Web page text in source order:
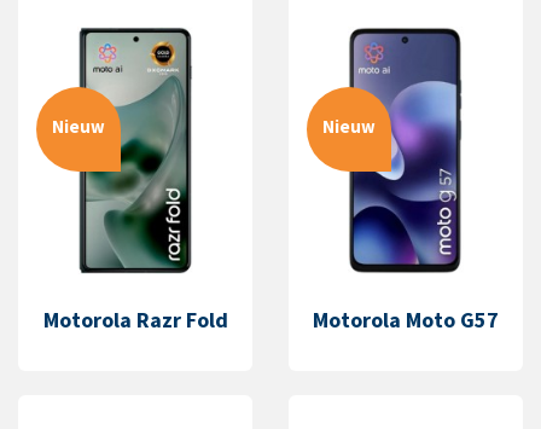
Nieuw
Motorola Razr Fold
Nieuw
Motorola Moto G57